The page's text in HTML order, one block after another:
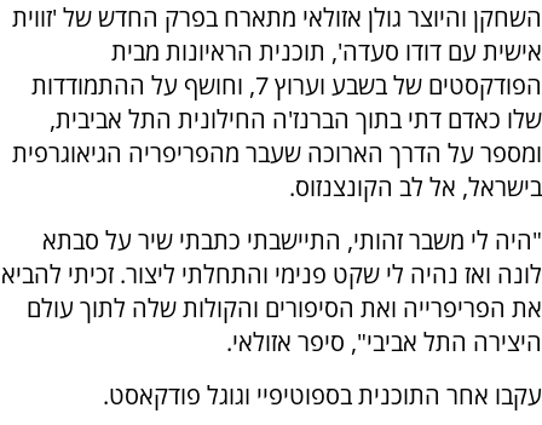
השחקן והיוצר גולן אזולאי מתארח בפרק החדש של 'זווית
אישית עם דודו סעדה', תוכנית הראיונות מבית
הפודקסטים של בשבע וערוץ 7, וחושף על ההתמודדות
שלו כאדם דתי בתוך הברנז'ה החילונית התל אביבית,
ומספר על הדרך הארוכה שעבר מהפריפריה הגיאוגרפית
בישראל, אל לב הקונצנזוס.
"היה לי משבר זהותי, התיישבתי כתבתי שיר על סבתא
לונה ואז נהיה לי שקט פנימי והתחלתי ליצור. זכיתי להביא
את הפריפרייה ואת הסיפורים והקולות שלה לתוך עולם
היצירה התל אביבי", סיפר אזולאי.
עקבו אחר התוכנית בספוטיפיי וגוגל פודקאסט.